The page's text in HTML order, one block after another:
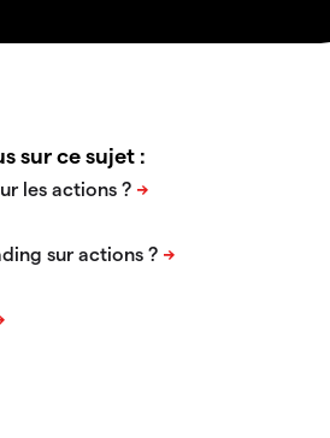
sur ce sujet :